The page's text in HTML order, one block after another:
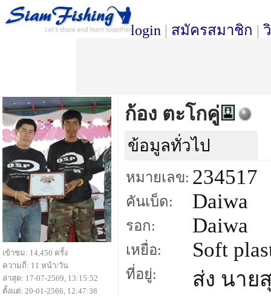
login | สมัครสมาชิก |
ก้อง ตะโกคู่
ข้อมูลทั่วไป
หมายเลข: 234517
คันเบ็ด: Daiwa
รอก: Daiwa
เหยื่อ: Soft
ที่อยู่:
ส่ง นาย
เข้าชม: 14,450 ครั้ง
ความถี่: 11 หน้า/วัน
ล่าสุด: 17-07-2569, 13:15:52
ตั้งแต่: 20-01-2566, 12:47:38